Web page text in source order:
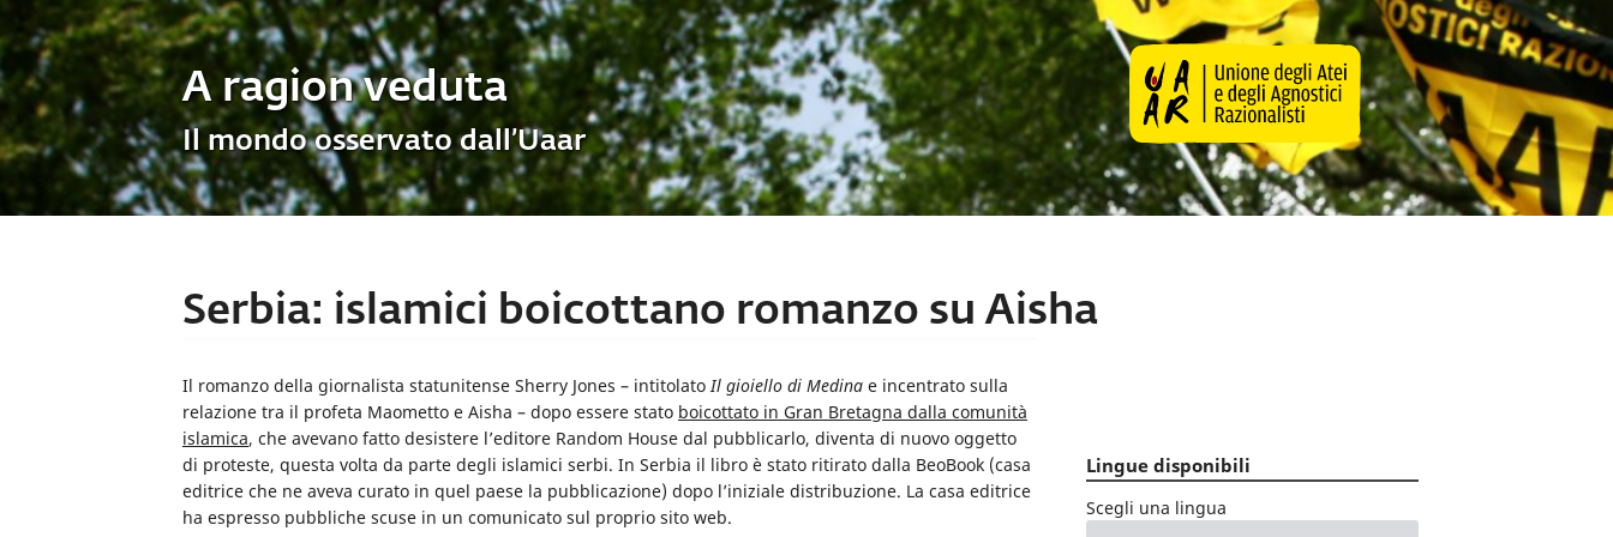
A ragion veduta
Il mondo osservato dall’Uaar
Serbia: islamici boicottano romanzo su Aisha
Il romanzo della giornalista statunitense Sherry Jones – intitolatoIl gioiello di Medina e incentrato sulla
relazione tra il profeta Maometto e Aisha – dopo essere stato boicottato in Gran Bretagna dalla comunità
islamica, che avevano fatto desistere l’editore Random House dal pubblicarlo, diventa di nuovo oggetto
di proteste, questa volta da parte degli islamici serbi. In Serbia il libro è stato ritirato dalla BeoBook (casa
editrice che ne aveva curato in quel paese la pubblicazione) dopo l’iniziale distribuzione. La casa editrice
ha espresso pubbliche scuse in un comunicato sul proprio sito web.
Lingue disponibili
Scegli una lingua